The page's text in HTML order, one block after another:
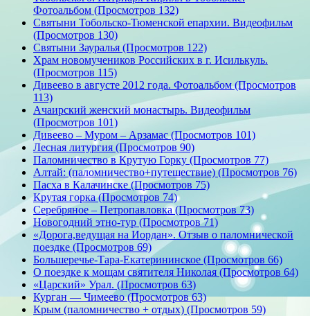
Фотоальбом (Просмотров 132)
Святыни Тобольско-Тюменской епархии. Видеофильм
(Просмотров 130)
Святыни Зауралья (Просмотров 122)
Храм новомучеников Российских в г. Исилькуль.
(Просмотров 115)
Дивеево в августе 2012 года. Фотоальбом (Просмотров
113)
Ачаирский женский монастырь. Видеофильм
(Просмотров 101)
Дивеево – Муром – Арзамас (Просмотров 101)
Лесная литургия (Просмотров 90)
Паломничество в Крутую Горку (Просмотров 77)
Алтай: (паломничество+путешествие) (Просмотров 76)
Пасха в Калачинске (Просмотров 75)
Крутая горка (Просмотров 74)
Серебряное – Петропавловка (Просмотров 73)
Новогодний этно-тур (Просмотров 71)
«Дорога,ведущая на Иордан». Отзыв о паломнической
поездке (Просмотров 69)
Большеречье-Тара-Екатерининское (Просмотров 66)
О поездке к мощам святителя Николая (Просмотров 64)
«Царский» Урал. (Просмотров 63)
Курган — Чимеево (Просмотров 63)
Крым (паломничество + отдых) (Просмотров 59)